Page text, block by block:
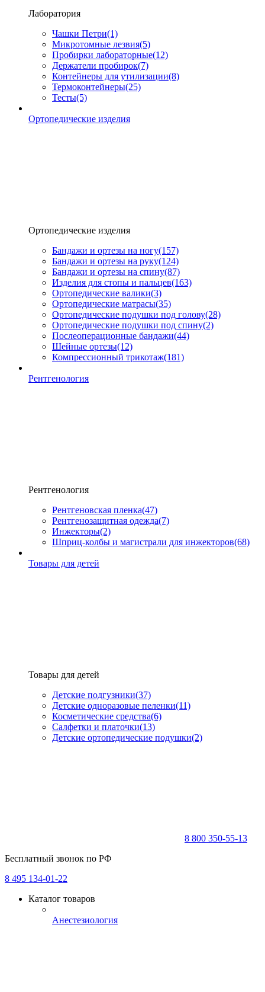
Лаборатория
Чашки Петри(1)
Микротомные лезвия(5)
Пробирки лабораторные(12)
Держатели пробирок(7)
Контейнеры для утилизации(8)
Термоконтейнеры(25)
Тесты(5)
Ортопедические изделия
Ортопедические изделия
Бандажи и ортезы на ногу(157)
Бандажи и ортезы на руку(124)
Бандажи и ортезы на спину(87)
Изделия для стопы и пальцев(163)
Ортопедические валики(3)
Ортопедические матрасы(35)
Ортопедические подушки под голову(28)
Ортопедические подушки под спину(2)
Послеоперационные бандажи(44)
Шейные ортезы(12)
Компрессионный трикотаж(181)
Рентгенология
Рентгенология
Рентгеновская пленка(47)
Рентгенозащитная одежда(7)
Инжекторы(2)
Шприц-колбы и магистрали для инжекторов(68)
Товары для детей
Товары для детей
Детские подгузники(37)
Детские одноразовые пеленки(11)
Косметические средства(6)
Салфетки и платочки(13)
Детские ортопедические подушки(2)
8 800 350-55-13
Бесплатный звонок по РФ
8 495 134-01-22
Каталог товаров
Анестезиология